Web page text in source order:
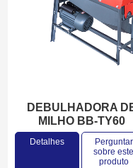
DEBULHADORA
MILHO BB-TY60
Detalhes
Perguntar
sobre este
produto